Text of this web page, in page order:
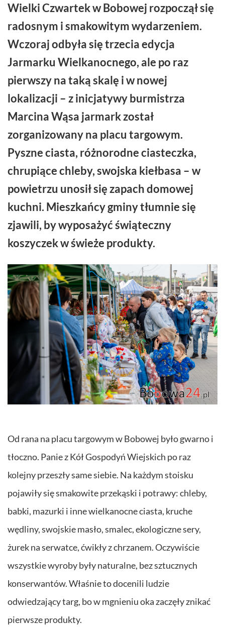
Wielki Czwartek w Bobowej rozpoczął się
radosnym i smakowitym wydarzeniem.
Wczoraj odbyła się trzecia edycja
Jarmarku Wielkanocnego, ale po raz
pierwszy na taką skalę i w nowej
lokalizacji – z inicjatywy burmistrza
Marcina Wąsa jarmark został
zorganizowany na placu targowym.
Pyszne ciasta, różnorodne ciasteczka,
chrupiące chleby, swojska kiełbasa – w
powietrzu unosił się zapach domowej
kuchni. Mieszkańcy gminy tłumnie się
zjawili, by wyposażyć świąteczny
koszyczek w świeże produkty.
Od rana na placu targowym w Bobowej było gwarno i
tłoczno. Panie z Kół Gospodyń Wiejskich po raz
kolejny przeszły same siebie. Na każdym stoisku
pojawiły się smakowite przekąski i potrawy: chleby,
babki, mazurki i inne wielkanocne ciasta, kruche
wędliny, swojskie masło, smalec, ekologiczne sery,
żurek na serwatce, ćwikły z chrzanem. Oczywiście
wszystkie wyroby były naturalne, bez sztucznych
konserwantów. Właśnie to docenili ludzie
odwiedzający targ, bo w mgnieniu oka zaczęły znikać
pierwsze produkty.